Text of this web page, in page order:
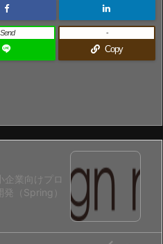
Send
Copy
-
企業向けプロ
発（Spring）